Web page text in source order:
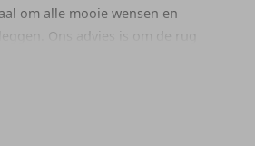
om alle mooie wensen en
Ons advies is om de rug
te laten. Let op: foliedruk is niet